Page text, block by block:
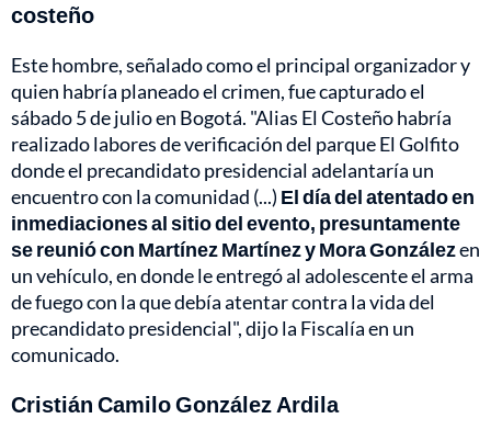
costeño
Este hombre, señalado como el principal organizador y
quien habría planeado el crimen, fue capturado el
sábado 5 de julio en Bogotá. "Alias El Costeño habría
realizado labores de verificación del parque El Golfito
donde el precandidato presidencial adelantaría un
encuentro con la comunidad (...) El día del atentado en
inmediaciones al sitio del evento, presuntamente
se reunió con Martínez Martínez y Mora Gonzálezen
un vehículo, en donde le entregó al adolescente el arma
de fuego con la que debía atentar contra la vida del
precandidato presidencial", dijo la Fiscalía en un
comunicado.
Cristián Camilo González Ardila